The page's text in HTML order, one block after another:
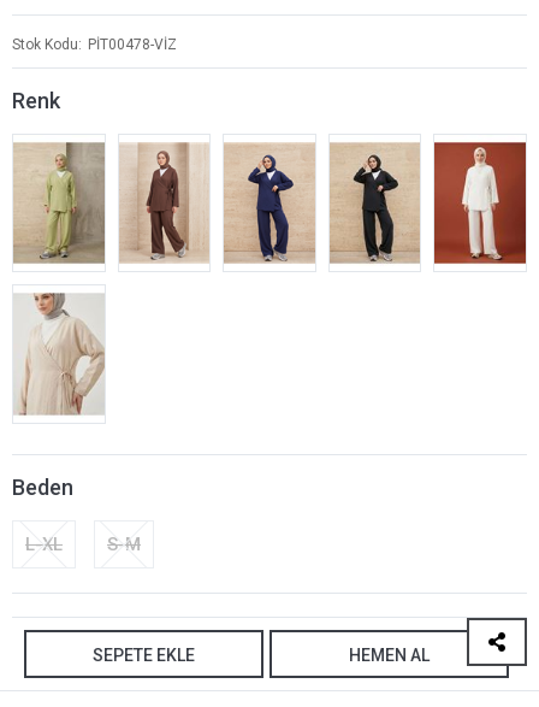
Stok Kodu PİT00478-VİZ
Renk
Beden
L-XL S-M
SEPETE EKLE HEMEN AL